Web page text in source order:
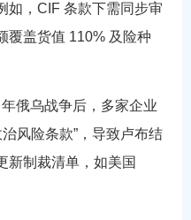
如，CIF 条款下需同步审
覆盖货值 110% 及险种
俄乌战争后，多家企业
风险条款”，导致卢布结
新制裁清单，如美国